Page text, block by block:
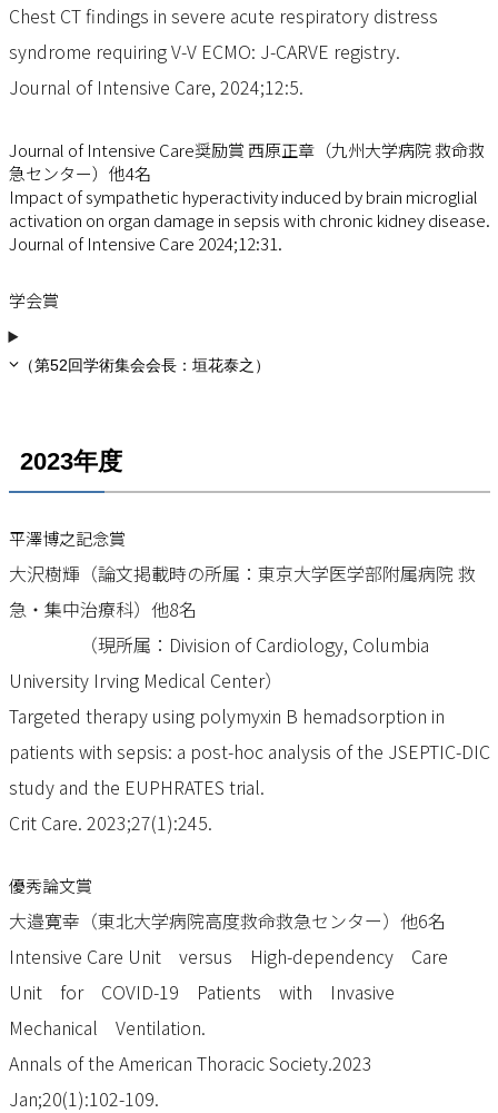
Chest CT findings in severe acute respiratory distress
syndrome requiring V-V ECMO: J-CARVE registry.
Journal of Intensive Care, 2024;12:5.
Journal of Intensive Care奨励賞 西原正章（九州大学病院 救命救
急センター）他4名
Impact of sympathetic hyperactivity induced by brain microglial
activation on organ damage in sepsis with chronic kidney disease.
Journal of Intensive Care 2024;12:31.
学会賞
（第52回学術集会会長：垣花泰之）
2023年度
平澤博之記念賞
大沢樹輝（論文掲載時の所属：東京大学医学部附属病院 救
急・集中治療科）他8名
（現所属：Division of Cardiology, Columbia
University Irving Medical Center）
Targeted therapy using polymyxin B hemadsorption in
patients with sepsis: a post-hoc analysis of the JSEPTIC-DIC
study and the EUPHRATES trial.
Crit Care. 2023;27(1):245.
優秀論文賞
大邉寛幸（東北大学病院高度救命救急センター）他6名
Intensive Care Unit versus High-dependency Care
Unit for COVID-19 Patients with Invasive
Mechanical Ventilation.
Annals of the American Thoracic Society.2023
Jan;20(1):102-109.